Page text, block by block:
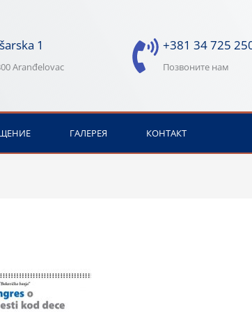
1
Aranđelovac
+381 34 725
Позвоните нам
ГАЛЕРЕЯ КОНТАКТ